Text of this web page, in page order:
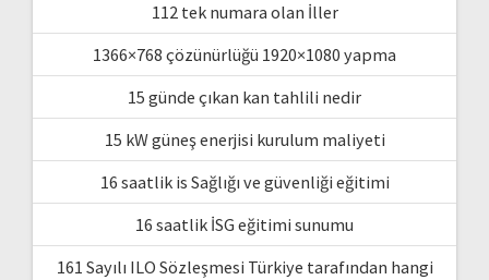
112 tek numara olan İller
1366×768 çözünürlüğü 1920×1080 yapma
15 günde çıkan kan tahlili nedir
15 kW güneş enerjisi kurulum maliyeti
16 saatlik is Sağlığı ve güvenliği eğitimi
16 saatlik İSG eğitimi sunumu
161 Sayılı ILO Sözleşmesi Türkiye tarafından hangi